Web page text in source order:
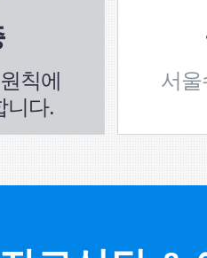
칙에
니다.
서